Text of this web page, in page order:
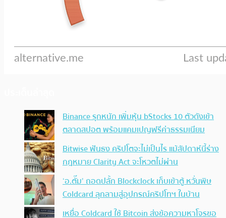
Binance รุกหนัก เพิ่มหุ้น bStocks 10 ตัวดังเข้า
ตลาดสปอต พร้อมแคมเปญฟรีค่าธรรมเนียม
Bitwise ฟันธง คริปโตจะไม่เป็นไร แม้สัปดาห์นี้ร่าง
กฎหมาย Clarity Act จะโหวตไม่ผ่าน
‘อ.ตั๊ม’ ถอดปลั้ก Blockclock เก็บเข้าตู้ หวั่นพิษ
Coldcard ลุกลามสู่อุปกรณ์คริปโทฯ ในบ้าน
เหยื่อ Coldcard ใช้ Bitcoin ส่งข้อความหาโจรขอ